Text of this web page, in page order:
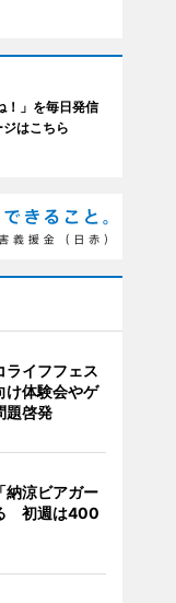
！」を毎日発信
はこちら
ライフフェス
体験会やゲ
題啓発
納涼ビアガー
初週は400